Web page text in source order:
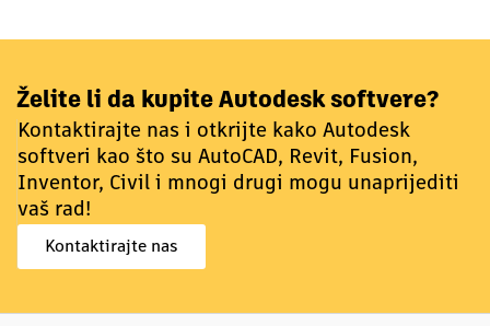
Želite li da kupite Autodesk softvere?
Kontaktirajte nas i otkrijte kako Autodesk
softveri kao što su AutoCAD, Revit, Fusion,
Inventor, Civil i mnogi drugi mogu unaprijediti
vaš rad!
Kontaktirajte nas